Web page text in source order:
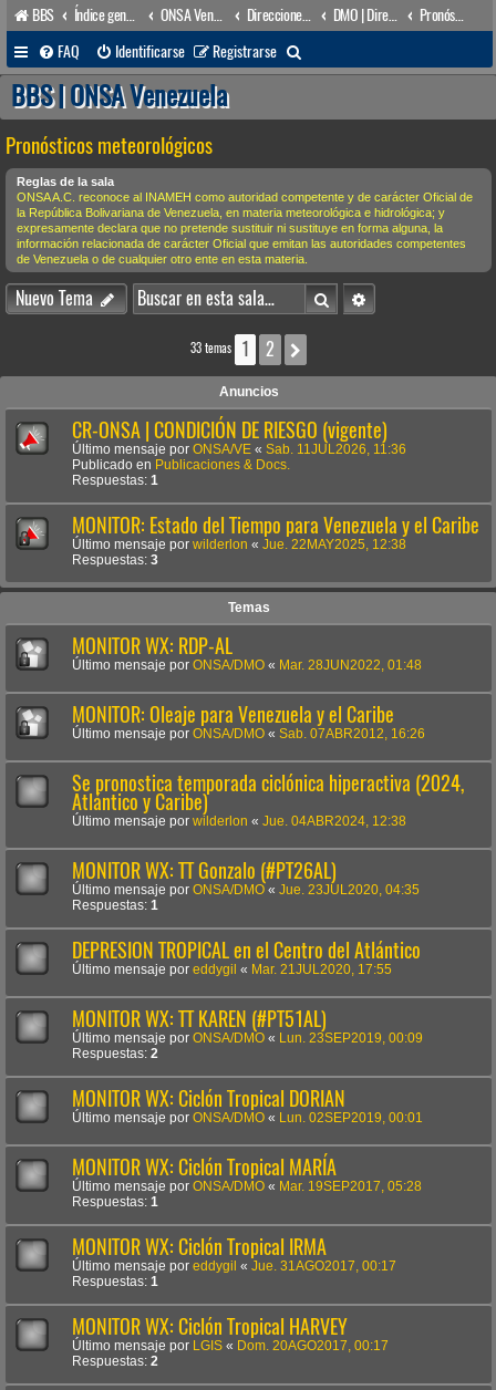
BBS Índice general ONSA Venezuela (acceso público) Direcciones Administrativas DMO | Dirección de Meteorología & Oceanografía
Pronósticos meteorológicos
FAQ
Identificarse Registrarse
u
a
r
BBS | ONSA Venezuela
Pronósticos meteorológicos
Reglas de la sala
ONSA A.C. reconoce al INAMEH como autoridad competente y de carácter Oficial de
la República Bolivariana de Venezuela, en materia meteorológica e hidrológica; y
expresamente declara que no pretende sustituir ni sustituye en forma alguna, la
información relacionada de carácter Oficial que emitan las autoridades competentes
de Venezuela o de cualquier otro ente en esta materia.
Nuevo Tema BuscarBúsqueda avanzada
33 temas 1 2
Anuncios
CR-ONSA | CONDICIÓN DE RIESGO (vigente)
Último mensaje por ONSA/VE « Sab. 11JUL2026, 11:36
Publicado en Publicaciones & Docs.
Respuestas: 1
MONITOR: Estado del Tiempo para Venezuela y el Caribe
Último mensaje por wilderlon « Jue. 22MAY2025, 12:38
Respuestas: 3
Temas
MONITOR WX: RDP-AL
Último mensaje por ONSA/DMO « Mar. 28JUN2022, 01:48
MONITOR: Oleaje para Venezuela y el Caribe
Último mensaje por ONSA/DMO « Sab. 07ABR2012, 16:26
Se pronostica temporada ciclónica hiperactiva (2024,
Atlántico y Caribe)
Último mensaje por wilderlon « Jue. 04ABR2024, 12:38
MONITOR WX: TT Gonzalo (#PT26AL)
Último mensaje por ONSA/DMO « Jue. 23JUL2020, 04:35
Respuestas: 1
DEPRESION TROPICAL en el Centro del Atlántico
Último mensaje por eddygil « Mar. 21JUL2020, 17:55
MONITOR WX: TT KAREN (#PT51AL)
Último mensaje por ONSA/DMO «
Lun. 23SEP2019, 00:09
Respuestas: 2
MONITOR WX: Ciclón Tropical DORIAN
Último mensaje por ONSA/DMO « Lun. 02SEP2019, 00:01
MONITOR WX: Ciclón Tropical MARÍA
Último mensaje por ONSA/DMO « Mar. 19SEP2017, 05:28
Respuestas: 1
MONITOR WX: Ciclón Tropical IRMA
Último mensaje por eddygil « Jue. 31AGO2017, 00:17
Respuestas: 1
MONITOR WX: Ciclón Tropical HARVEY
Último mensaje por LGIS « Dom. 20AGO2017, 00:17
Respuestas: 2